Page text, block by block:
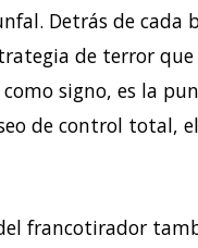
Detrás de cada
de terror
signo, es la
de control total,
francotirador